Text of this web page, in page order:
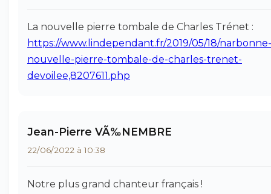
La nouvelle pierre tombale de Charles Trénet :
https://www.lindependant.fr/2019/05/18/
nouvelle-pierre-tombale-de-charles-trenet-
devoilee,8207611.php
Jean-Pierre VÃ‰NEMBRE
22/06/2022 à 10:38
Notre plus grand chanteur français !